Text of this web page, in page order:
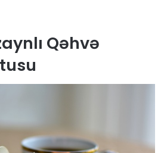
Qəhvə